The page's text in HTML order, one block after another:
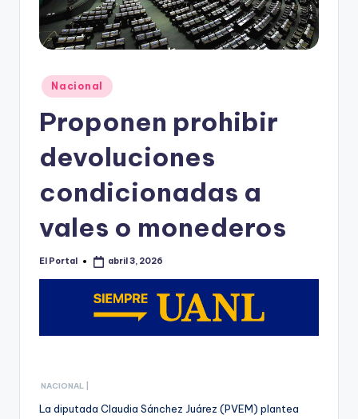
rr
Publicado
en
Nacional
Proponen prohibir
devoluciones
condicionadas a
vales o monederos
Publicado
El Portal abril 3, 2026
NACIONAL |
La diputada Claudia Sánchez Juárez (PVEM) plantea